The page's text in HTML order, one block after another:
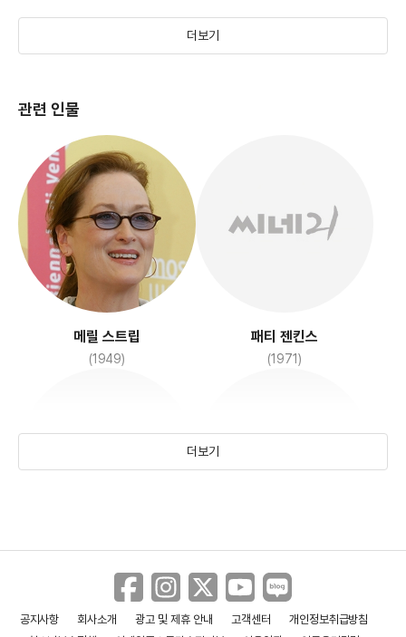
더 러버스
(2017)
우아한 만찬
(2017)
매혹당한 사람들
(2017)
더보기
관련 인물
메릴 스트립
(1949)
패티 젠킨스
(1971)
갤 가돗
(1985)
코니 닐슨
(1965)
더보기
공지사항 회사소개 광고 및 제휴 안내 고객센터
개인정보취급방침